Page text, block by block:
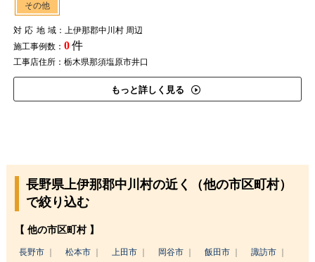
その他
対応地域：上伊那郡中川村 周辺
施工事例数： 0件
工事店住所：栃木県那須塩原市井口
もっと詳しく見る
長野県上伊那郡中川村の近く（他の市区町村）
で絞り込む
【 他の市区町村 】
長野市 松本市 上田市 岡谷市 飯田市
諏訪市